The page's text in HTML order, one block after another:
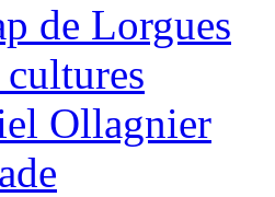
de Lorgues
Ollagnier